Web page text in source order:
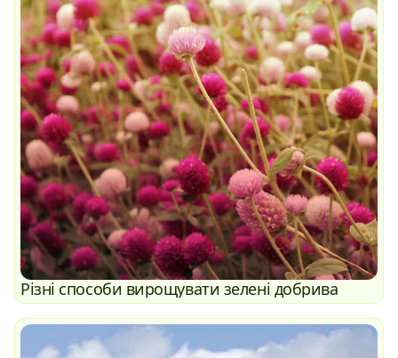
Різні способи вирощувати зелені добрива